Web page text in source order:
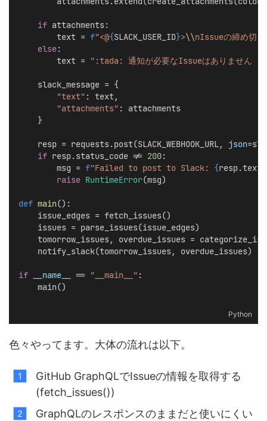
if attachments:
        text =
f"<@{SLACK_USER_ID}>\\nIssueの締め切
else:
        text =
":tada: 通知が必要なIssueはありません
    slack_message = {
"text" : text,
"attachments" : attachments
    }
    resp = requests.post(SLACK_WEBHOOK_URL,
json
if resp.status_code != 200:
        msg =
f"Failed to post to Slack: {resp.text
raise RuntimeError(msg)
def main():
    issue_edges = fetch_issues()
    issues = parse_issues(issue_edges)
tomorrow_issues, overdue_issues =
    notify_slack(tomorrow_issues, overdue_issues)
if __name__ == "__main__" :
    main()
Python
色々やってます。大体の流れは以下。
GitHub GraphQLでIssueの情報を取得する
(fetch_issues())
GraphQLのレスポンスのままだと使いにくい